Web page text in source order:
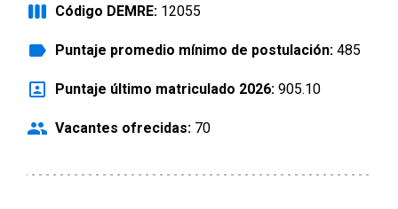
view_week Código DEMRE: 12055
label Puntaje promedio mínimo de postulación: 485
portrait Puntaje último matriculado 2026: 905.10
people Vacantes ofrecidas: 70